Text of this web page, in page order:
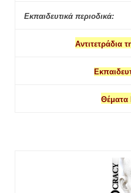
Εκπαιδευτικά περιοδικά:
Αντιτετράδια
Θέματα